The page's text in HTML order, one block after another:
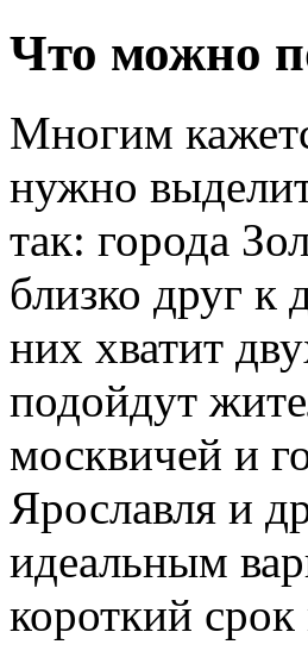
Что можно
Многим
нужно
так: города
близко друг к
них хватит
подойдут
москвичей и
Ярославля и
идеальным
короткий